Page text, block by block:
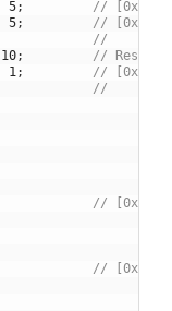
5;
// [0x00]
5;
// [0x02]
//
10;
//
1;
// [0x00]
//
// [0x00]
// [0x00]